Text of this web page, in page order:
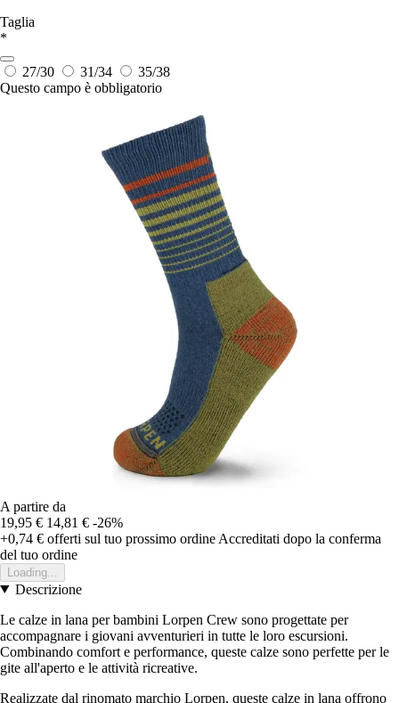
Taglia
*
27/30 31/34
35/38
Questo campo è obbligatorio
A partire da
19,95 € 14,81 € -26%
+0,74 € offerti sul tuo prossimo ordine Accreditati dopo la conferma
del tuo ordine
Loading...
Descrizione
Le calze in lana per bambini Lorpen Crew sono progettate per
accompagnare i giovani avventurieri in tutte le loro escursioni.
Combinando comfort e performance, queste calze sono perfette per le
gite all'aperto e le attività ricreative.
Realizzate dal rinomato marchio Lorpen, queste calze in lana offrono